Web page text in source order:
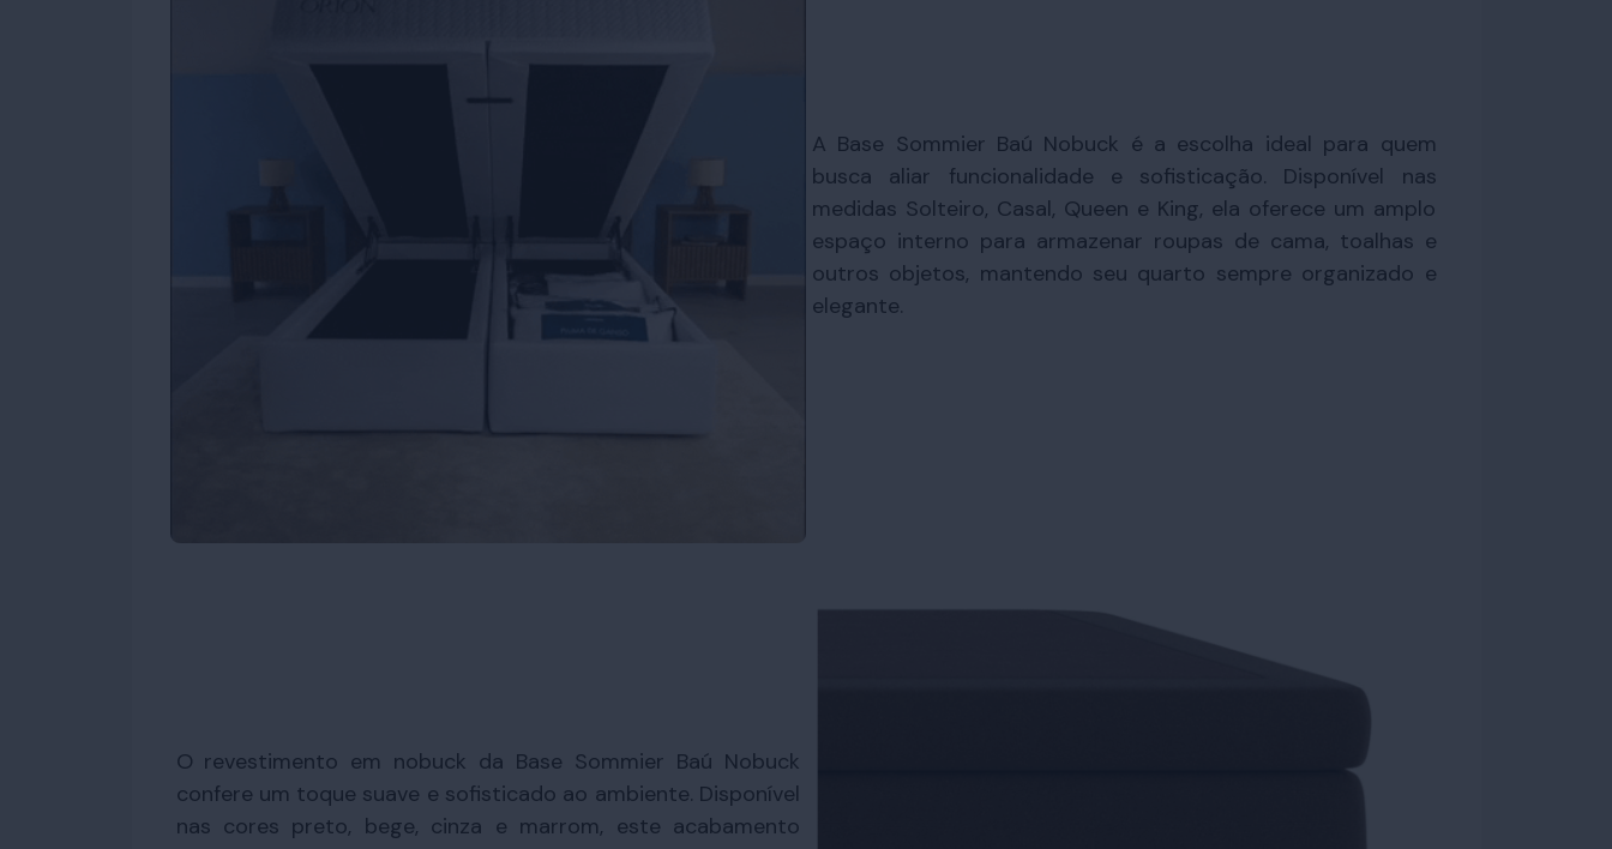
A Base Sommier Baú Nobuck é a escolha ideal para quem
busca aliar funcionalidade e sofisticação. Disponível nas
medidas Solteiro, Casal, Queen e King, ela oferece um amplo
espaço interno para armazenar roupas de cama, toalhas e
outros objetos, mantendo seu quarto sempre organizado e
elegante.
O revestimento em nobuck da Base Sommier Baú Nobuck
confere um toque suave e sofisticado ao ambiente. Disponível
nas cores preto, bege, cinza e marrom, este acabamento